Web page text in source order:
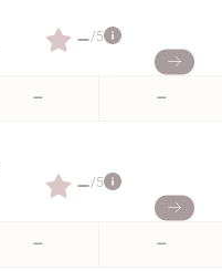
–/5
– –
–/5
– –